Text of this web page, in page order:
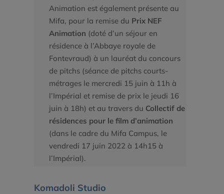
Animation est également présente au
Mifa, pour la remise du Prix NEF
Animation (doté d’un séjour en
résidence à l’Abbaye royale de
Fontevraud) à un lauréat du concours
de pitchs (séance de pitchs courts-
métrages le mercredi 15 juin à 11h à
l’Impérial et remise de prix le jeudi 16
juin à 18h) et au travers du Collectif de
résidences pour le film d’animation
(dans le cadre du Mifa Campus, le
vendredi 17 juin 2022 à 14h15 à
l’Impérial).
Komadoli Studio